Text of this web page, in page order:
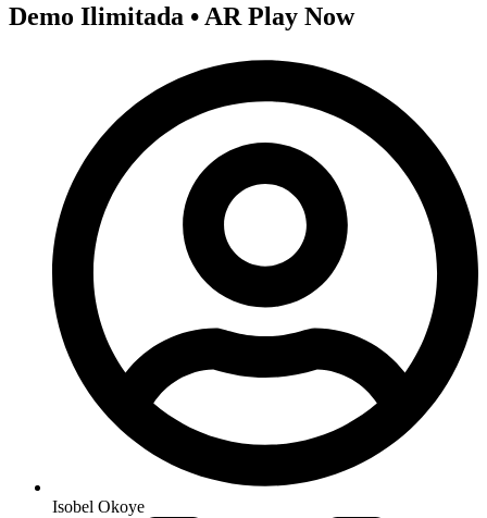
Demo Ilimitada • AR Play Now
Isobel Okoye